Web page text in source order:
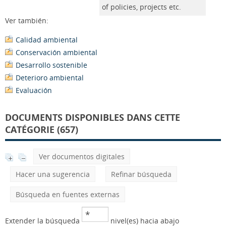
of policies, projects etc.
Ver también:
Calidad ambiental
Conservación ambiental
Desarrollo sostenible
Deterioro ambiental
Evaluación
DOCUMENTS DISPONIBLES DANS CETTE
CATÉGORIE (657)
Ver documentos digitales
Hacer una sugerencia
Refinar búsqueda
Búsqueda en fuentes externas
Extender la búsqueda nivel(es) hacia abajo